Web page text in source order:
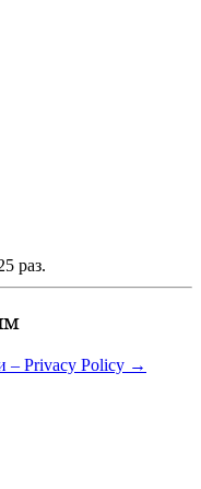
раз.
– Privacy Policy →